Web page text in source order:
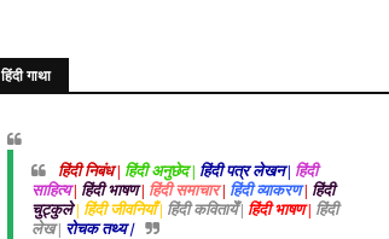
हिंदी गाथा
हिंदी निबंध | हिंदी अनुछेद | हिंदी पत्र लेखन | हिंदी
साहित्य| हिंदी भाषण| हिंदी समाचार| हिंदी व्याकरण| हिंदी
चुट्कुले| हिंदी जीवनियाँ | हिंदी कवितायेँ | हिंदी भाषण | हिंदी
लेख | रोचक तथ्य |